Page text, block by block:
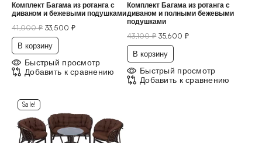
Комплект Багама из ротанга с
диваном и бежевыми подушками
41,000₽ 33,500 ₽
В корзину
Быстрый просмотр
Добавить к сравнению
Комплект Багама из ротанга с
диваном и полными бежевыми
подушками
43,100₽ 35,600 ₽
В корзину
Быстрый просмотр
Добавить к сравнению
Sale!